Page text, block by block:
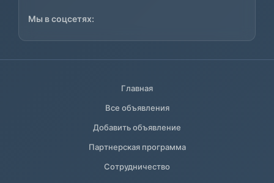
Мы в соцсетях:
Главная
Все объявления
Добавить объявление
Партнерская программа
Сотрудничество